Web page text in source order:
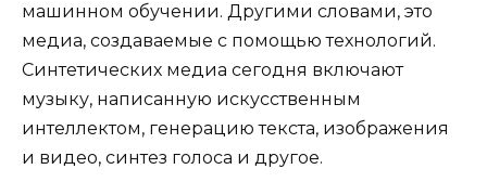
машинном обучении. Другими словами, это
медиа, создаваемые с помощью технологий.
Синтетических медиа сегодня включают
музыку, написанную искусственным
интеллектом, генерацию текста, изображения
и видео, синтез голоса и другое.